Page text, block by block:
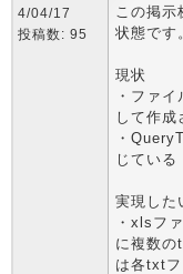
4/04/17
投稿数: 95
この掲示
状態です
現状
・ファ
して作成
・
じている
実現した
・xlsフ
に複数の
は各txtフ